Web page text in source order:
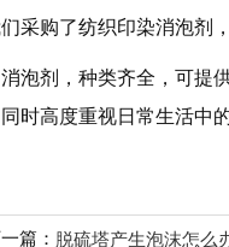
采购了纺织印染消泡剂
泡剂，种类齐全，可提
时高度重视日常生活中
篇：